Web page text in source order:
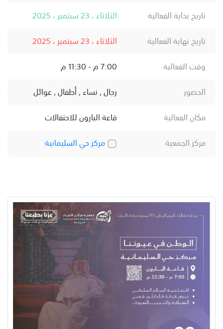
تاريخ بداية الفعالية
الثلاثاء ، 23 سبتمبر ، 2025
تاريخ نهاية الفعالية
الثلاثاء ، 23 سبتمبر ، 2025
وقت الفعالية
7:00 م - 11:30 م
الحضور
رجال , نساء , أطفال , عوائل
مكان الفعالية
قاعة البارون للاحتفالات
مركز الجمعية
مركز حي السليمانية